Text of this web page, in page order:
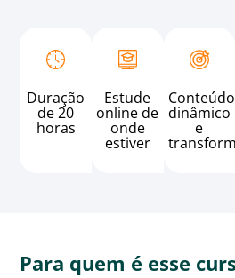
Duração
de 20
horas
Estude
online de
onde
estiver
Conteúdo
dinâmico
e
Para quem é esse